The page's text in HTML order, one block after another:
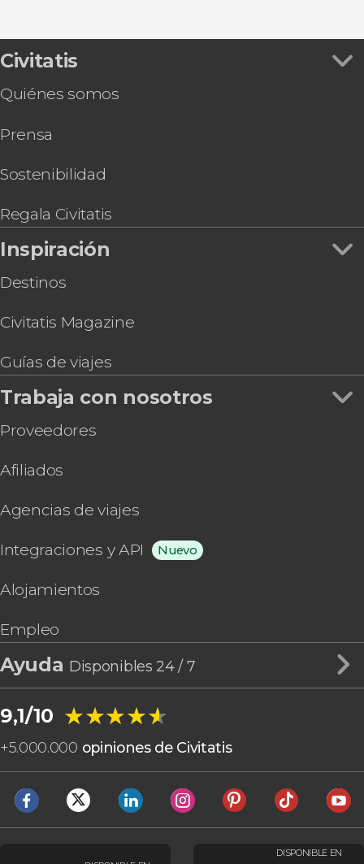
Civitatis
Quiénes somos
Prensa
Sostenibilidad
Regala Civitatis
Inspiración
Destinos
Civitatis Magazine
Guías de viajes
Trabaja con nosotros
Proveedores
Afiliados
Agencias de viajes
Integraciones y API Nuevo
Alojamientos
Empleo
Ayuda Disponibles 24 / 7
9,1/10 ★★★★★
★★★★★
+5.000.000 opiniones de Civitatis
DISPONIBLE EN